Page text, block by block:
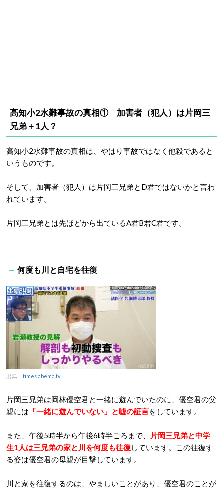
高知小2水難事故の真相① 加害者（犯人）は片岡三
兄弟＋1人？
高知小2水難事故の真相は、やはり事故ではなく他殺であると
いうものです。
そして、加害者（犯人）は片岡三兄弟とD君ではないかと言わ
れています。
片岡三兄弟とは先ほどから出ているA君B君C君です。
何度も川と自宅を往復
出典： times.abema.tv
片岡三兄弟は岡林優空君と一緒に遊んでいたのに、優空君の父
親には 「一緒に遊んでいない」と嘘の証言をしています。
また、午後5時半から午後6時半ごろまで、
片岡三兄弟と中学
生1人は三兄弟の家と川を何度も往復 しています。この往復す
る姿は優空君の母親が目撃しています。
川と家を往復するのは、やましいことがあり、優空君のことが